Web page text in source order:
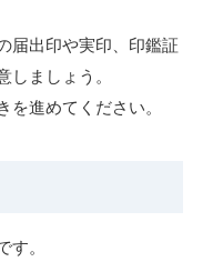
届出印や実印、印鑑証
ましょう。
進めてください。
。